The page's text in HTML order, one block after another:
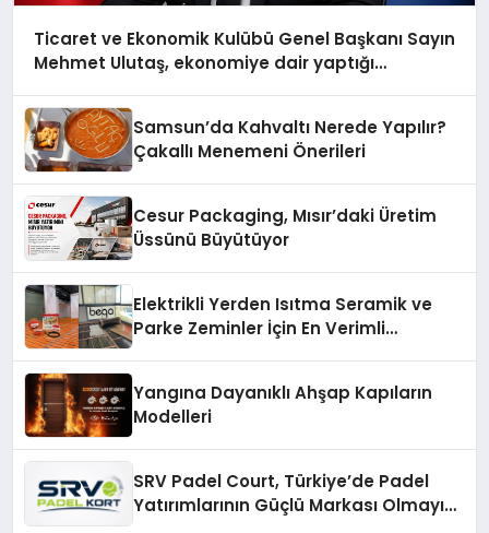
Ticaret ve Ekonomik Kulübü Genel Başkanı Sayın
Mehmet Ulutaş, ekonomiye dair yaptığı
Samsun’da Kahvaltı Nerede Yapılır?
Çakallı Menemeni Önerileri
Cesur Packaging, Mısır’daki Üretim
Üssünü Büyütüyor
Elektrikli Yerden Isıtma Seramik ve
Parke Zeminler İçin En Verimli
Yangına Dayanıklı Ahşap Kapıların
Modelleri
SRV Padel Court, Türkiye’de Padel
Yatırımlarının Güçlü Markası Olmayı